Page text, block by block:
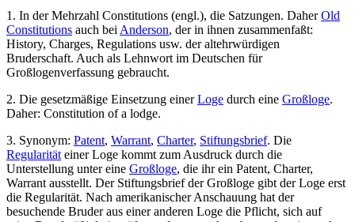
1. In der Mehrzahl Constitutions (engl.), die Satzungen. DaherOld
Constitutions auch bei Anderson, der in ihnen zusammenfaßt:
History, Charges, Regulations usw. der altehrwürdigen
Bruderschaft. Auch als Lehnwort im Deutschen für
Großlogenverfassung gebraucht.
2. Die gesetzmäßige Einsetzung einerLoge durch eine Großloge.
Daher: Constitution of a lodge.
3. Synonym: Patent, Warrant, Charter, Stiftungsbrief. Die
Regularität einer Loge kommt zum Ausdruck durch die
Unterstellung unter eine Großloge, die ihr ein Patent, Charter,
Warrant ausstellt. Der Stiftungsbrief der Großloge gibt der Loge erst
die Regularität. Nach amerikanischer Anschauung hat der
besuchende Bruder aus einer anderen Loge die Pflicht, sich auf